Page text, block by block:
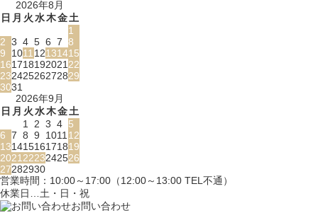
2026年8月
日 月 火水木金土
1
2 3 4 5 6 7 8
9
101112131415
16171819202122
23242526272829
3031
2026年9月
日 月 火水木金土
1 2 3 4 5
6 7 8 9 101112
13141516171819
20212223242526
27282930
営業時間：10:00～17:00（12:00～13:00 TEL不通）
休業日…土・日・祝
お問い合わせ